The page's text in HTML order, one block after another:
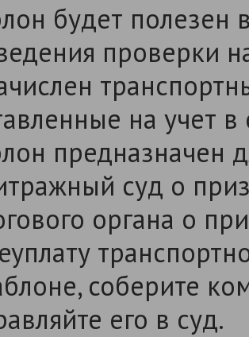
будет полезен
проверки
на учет
предназначен
суд о
органа о
соберите
его в суд.